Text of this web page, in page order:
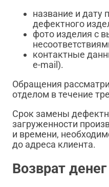
название и дату
дефектного
фото изделия с
контактные
e-mail).
Обращения
отделом в течение
Срок замены
загруженности
и времени,
до адреса клиента.
Возврат денег